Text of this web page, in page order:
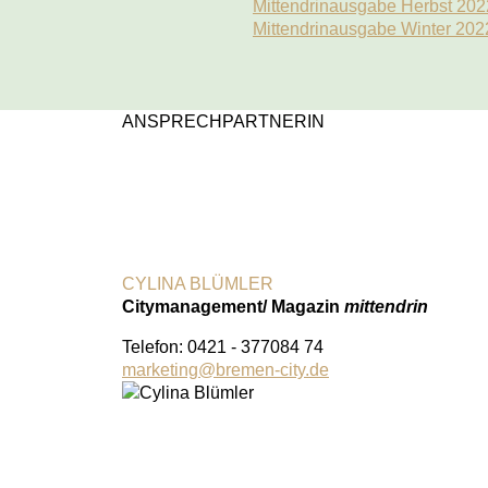
Mittendrinausgabe Herbst
Mittendrinausgabe Winter
ANSPRECHPARTNERIN
CYLINA BLÜMLER
Citymanagement/ Magazin mittendrin
Telefon: 0421 - 377084 74
marketing@bremen-city.de